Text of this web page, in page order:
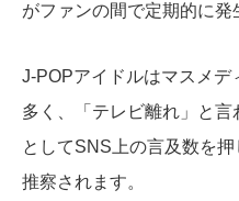
がファンの間で定期的に発
J-POPアイドルはマスメデ
多く、「テレビ離れ」と
としてSNS上の言及数を
推察されます。